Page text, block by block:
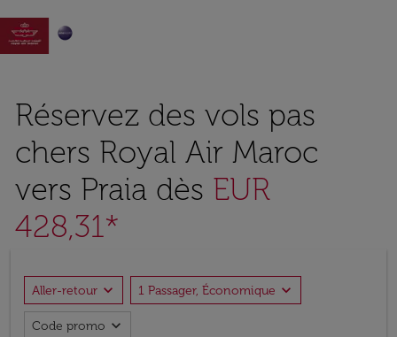

Réservez des vols pas
chers Royal Air Maroc
vers Praia dès EUR
428,31*
Aller-retour expand_more 1 Passager, Économique expand_more
Code promo expand_more